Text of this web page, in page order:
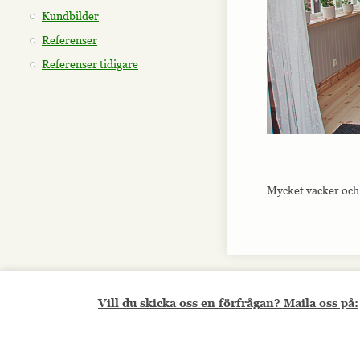
Kundbilder
Referenser
Referenser tidigare
Mycket vacker
Vill du skicka oss en förfrågan? Maila oss på: